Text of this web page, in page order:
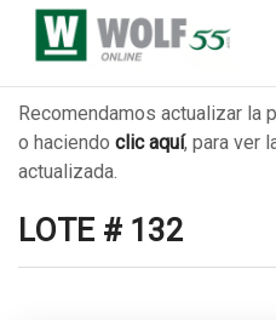
Recomendamos actualizar la
o haciendo clic aquí, para ver
actualizada.
LOTE # 132